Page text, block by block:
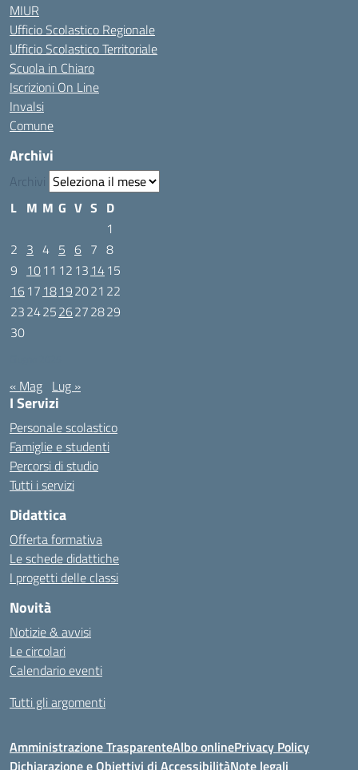
MIUR
Ufficio Scolastico Regionale
Ufficio Scolastico Territoriale
Scuola in Chiaro
Iscrizioni On Line
Invalsi
Comune
Archivi
Archivi
L M M G V S D
1
2 3 4 5 6 7 8
9 1011 12 13 1415
1617 18192021 22
23242526272829
30
« Mag Lug »
I Servizi
Personale scolastico
Famiglie e studenti
Percorsi di studio
Tutti i servizi
Didattica
Offerta formativa
Le schede didattiche
I progetti delle classi
Novità
Notizie & avvisi
Le circolari
Calendario eventi
Tutti gli argomenti
Amministrazione TrasparenteAlbo onlinePrivacy Policy
Dichiarazione e Obiettivi di AccessibilitàNote legali